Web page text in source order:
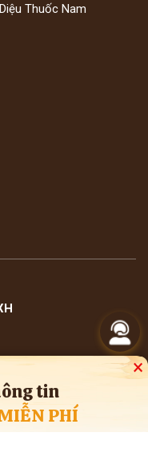
tin
PHÍ
×
Thuốc Nam
bộ về y học cổ truyền. Bà con